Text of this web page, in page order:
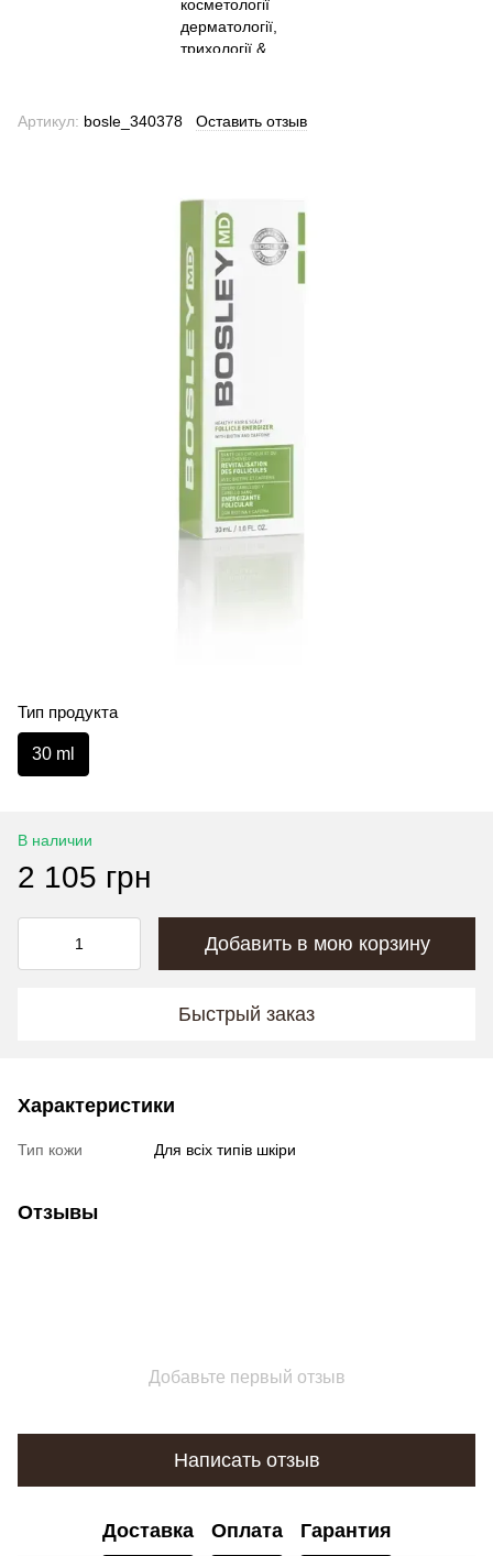
Артикул: bosle_340378 Оставить отзыв
Тип продукта
30 ml
В наличии
2 105 грн
Добавить в мою корзину
Быстрый заказ
Характеристики
Тип кожи Для всіх типів шкіри
Отзывы
Добавьте первый отзыв
Написать отзыв
Доставка Оплата Гарантия